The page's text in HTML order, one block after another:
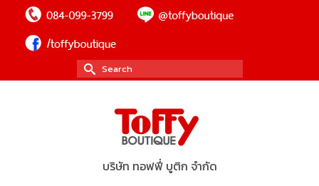
Search
for:
บริษัท ทอฟฟี่ บูติก จำกัด